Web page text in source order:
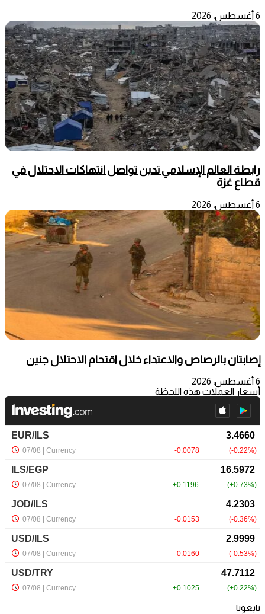
6 أغسطس، 2026
رابطة العالم الإسلامي تدين تواصل انتهاكات الاحتلال في
قطاع غزة
6 أغسطس، 2026
إصابتان بالرصاص والاعتداء خلال اقتحام الاحتلال جنين
6 أغسطس، 2026
أسعار العملات هذه اللحظة
تابعونا